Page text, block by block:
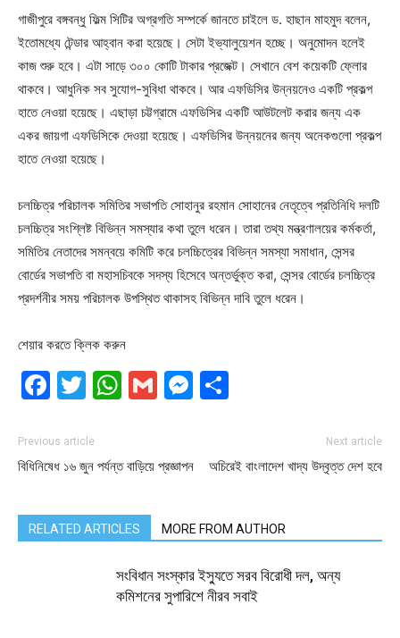
গাজীপুরে বঙ্গবন্ধু ফিল্ম সিটির অগ্রগতি সম্পর্কে জানতে চাইলে ড. হাছান মাহমুদ বলেন,
ইতোমধ্যে টেন্ডার আহ্বান করা হয়েছে। সেটা ইভ্যালুয়েশন হচ্ছে। অনুমোদন হলেই
কাজ শুরু হবে। এটা সাড়ে ৩০০ কোটি টাকার প্রজেক্ট। সেখানে বেশ কয়েকটি ফ্লোর
থাকবে। আধুনিক সব সুযোগ-সুবিধা থাকবে। আর এফডিসির উন্নয়নেও একটি প্রকল্প
হাতে নেওয়া হয়েছে। এছাড়া চট্টগ্রামে এফডিসির একটি আউটলেট করার জন্য এক
একর জায়গা এফডিসিকে দেওয়া হয়েছে। এফডিসির উন্নয়নের জন্য অনেকগুলো প্রকল্প
হাতে নেওয়া হয়েছে।
চলচ্চিত্র পরিচালক সমিতির সভাপতি সোহানুর রহমান সোহানের নেতৃত্বে প্রতিনিধি দলটি
চলচ্চিত্র সংশ্লিষ্ট বিভিন্ন সমস্যার কথা তুলে ধরেন। তারা তথ্য মন্ত্রণালয়ের কর্মকর্তা,
সমিতির নেতাদের সমন্বয়ে কমিটি করে চলচ্চিত্রের বিভিন্ন সমস্যা সমাধান, সেন্সর
বোর্ডের সভাপতি বা মহাসচিবকে সদস্য হিসেবে অন্তর্ভুক্ত করা, সেন্সর বোর্ডের চলচ্চিত্র
প্রদর্শনীর সময় পরিচালক উপস্থিত থাকাসহ বিভিন্ন দাবি তুলে ধরেন।
শেয়ার করতে ক্লিক করুন
Facebook
Twitter
WhatsApp
GmailMessenger
Previous article
বিধিনিষেধ ১৬ জুন পর্যন্ত বাড়িয়ে প্রজ্ঞাপন
Next article
অচিরেই বাংলাদেশ খাদ্য উদ্বৃত্ত দেশ হবে
RELATED ARTICLES MORE FROM AUTHOR
সংবিধান সংস্কার ইস্যুতে সরব বিরোধী দল, অন্য
কমিশনের সুপারিশে নীরব সবাই